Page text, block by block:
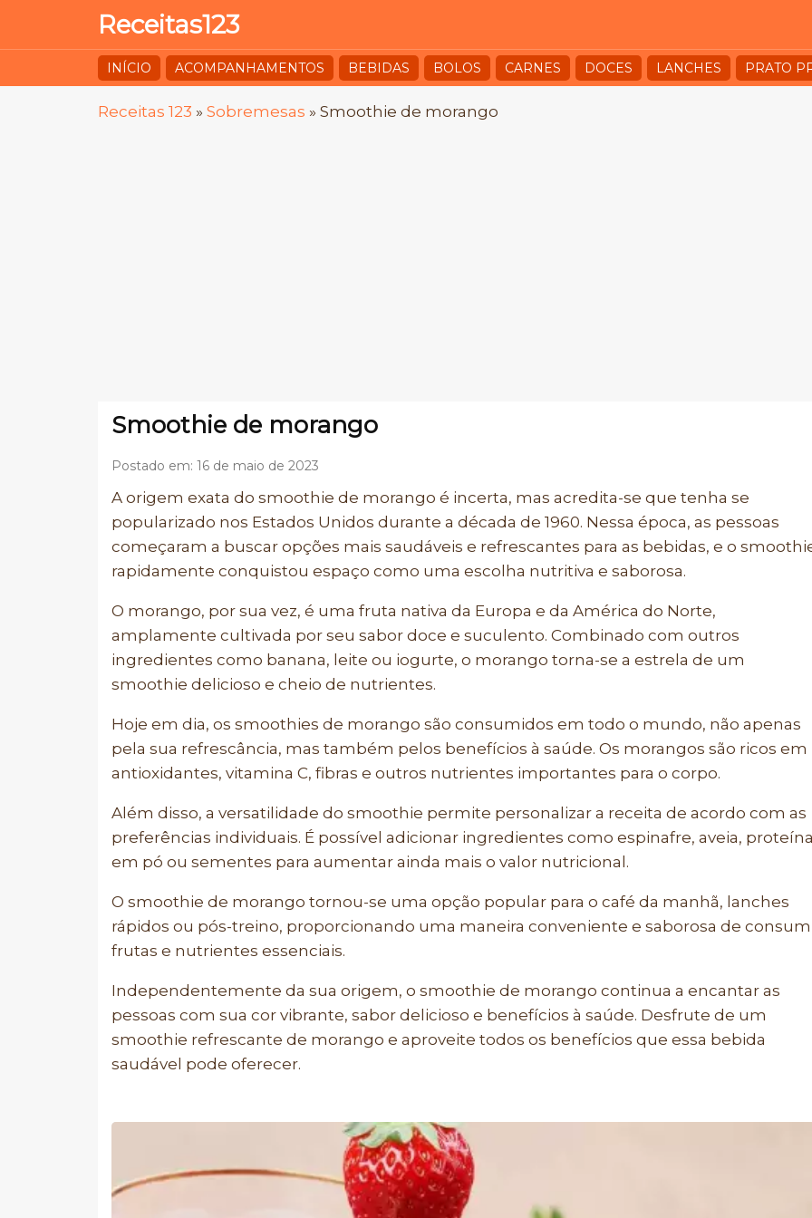
Receitas123
INÍCIO ACOMPANHAMENTOS BEBIDAS BOLOS CARNES DOCES LANCHES PRATO
Receitas 123 » Sobremesas » Smoothie de morango
Smoothie de morango
Postado em: 16 de maio de 2023
A origem exata do smoothie de morango é incerta, mas acredita-se que tenha se
popularizado nos Estados Unidos durante a década de 1960. Nessa época, as pessoas
começaram a buscar opções mais saudáveis e refrescantes para as bebidas, e o
rapidamente conquistou espaço como uma escolha nutritiva e saborosa.
O morango, por sua vez, é uma fruta nativa da Europa e da América do Norte,
amplamente cultivada por seu sabor doce e suculento. Combinado com outros
ingredientes como banana, leite ou iogurte, o morango torna-se a estrela de um
smoothie delicioso e cheio de nutrientes.
Hoje em dia, os smoothies de morango são consumidos em todo o mundo, não apenas
pela sua refrescância, mas também pelos benefícios à saúde. Os morangos são ricos em
antioxidantes, vitamina C, fibras e outros nutrientes importantes para o corpo.
Além disso, a versatilidade do smoothie permite personalizar a receita de acordo com as
preferências individuais. É possível adicionar ingredientes como espinafre, aveia,
em pó ou sementes para aumentar ainda mais o valor nutricional.
O smoothie de morango tornou-se uma opção popular para o café da manhã, lanches
rápidos ou pós-treino, proporcionando uma maneira conveniente e saborosa de
frutas e nutrientes essenciais.
Independentemente da sua origem, o smoothie de morango continua a encantar as
pessoas com sua cor vibrante, sabor delicioso e benefícios à saúde. Desfrute de um
smoothie refrescante de morango e aproveite todos os benefícios que essa bebida
saudável pode oferecer.